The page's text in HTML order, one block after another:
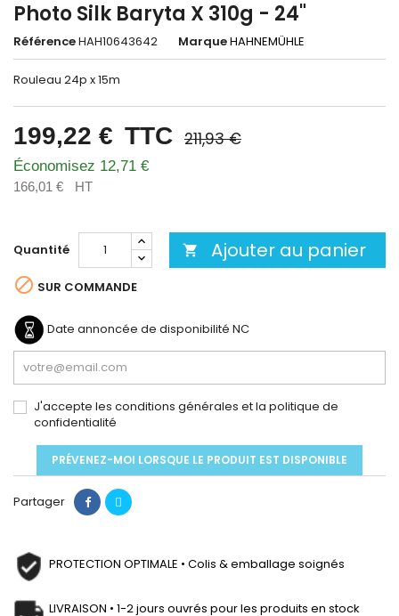
Photo Silk Baryta X 310g - 24"
RéférenceHAH10643642 MarqueHAHNEMÜHLE
Rouleau 24p x 15m
199,22 € TTC 211,93 €
Économisez 12,71 €
166,01 € HT
Quantité  Ajouter au panier
 SUR COMMANDE
Date annoncée de disponibilité NC
J'accepte les conditions générales et la politique de
confidentialité
PRÉVENEZ-MOI LORSQUE LE PRODUIT EST DISPONIBLE
Partager
PROTECTION OPTIMALE • Colis & emballage soignés
LIVRAISON • 1-2 jours ouvrés pour les produits en stock